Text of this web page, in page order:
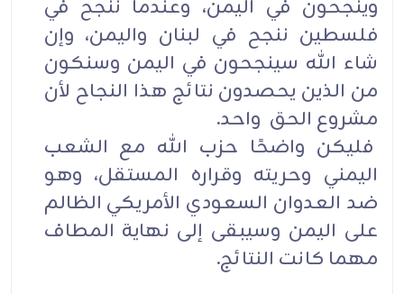
وينجحون في اليمن، وعندما ننجح في
فلسطين ننجح في لبنان واليمن، وإن
شاء الله سينجحون في اليمن وسنكون
من الذين يحصدون نتائج هذا النجاح لأن
مشروع الحق واحد.
فليكن واضحًا حزب الله مع الشعب
اليمني وحريته وقراره المستقل، وهو
ضد العدوان السعودي الأمريكي الظالم
على اليمن وسيبقى إلى نهاية المطاف
مهما كانت النتائج.